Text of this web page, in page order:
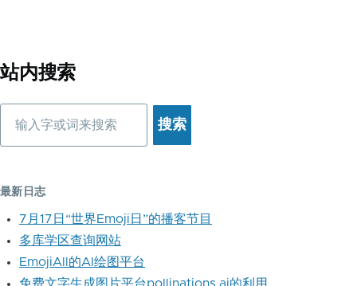
站内搜索
最新日志
7月17日“世界Emoji日”的播客节目
多库学区查询网站
EmojiAll的AI绘图平台
免费文字生成图片平台pollinations.ai的利用